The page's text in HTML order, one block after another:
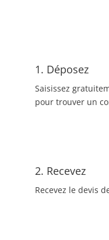
1. Déposez
Saisissez
pour trouver un
2. Recevez
Recevez le devis